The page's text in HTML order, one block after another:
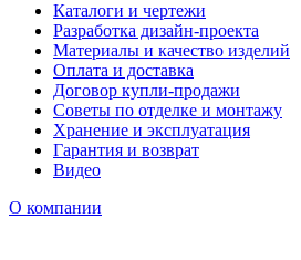
Каталоги и чертежи
Разработка дизайн-проекта
Материалы и качество изделий
Оплата и доставка
Договор купли-продажи
Советы по отделке и монтажу
Хранение и эксплуатация
Гарантия и возврат
Видео
О компании